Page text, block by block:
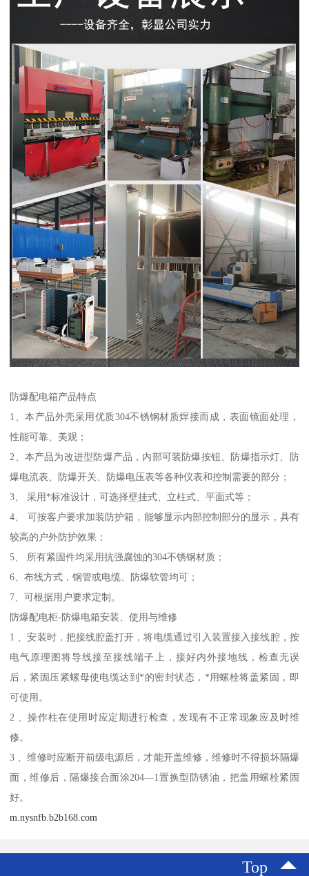
防爆配电箱产品特点
1、本产品外壳采用优质304不锈钢材质焊接而成，表面镜面处理，
性能可靠、美观；
2、本产品为改进型防爆产品，内部可装防爆按钮、防爆指示灯、防
爆电流表、防爆开关、防爆电压表等各种仪表和控制需要的部分；
3、 采用*标准设计，可选择壁挂式、立柱式、平面式等；
4、 可按客户要求加装防护箱，能够显示内部控制部分的显示，具有
较高的户外防护效果；
5、 所有紧固件均采用抗强腐蚀的304不锈钢材质；
6、布线方式，钢管或电缆、防爆软管均可；
7、可根据用户要求定制。
防爆配电柜-防爆电箱安装、使用与维修
1 、安装时，把接线腔盖打开，将电缆通过引入装置接入接线腔，按
电气原理图将导线接至接线端子上，接好内外接地线，检查无误
后，紧固压紧螺母使电缆达到*的密封状态，*用螺栓将盖紧固，即
可使用。
2 、操作柱在使用时应定期进行检查，发现有不正常现象应及时维
修。
3 、维修时应断开前级电源后，才能开盖维修，维修时不得损坏隔爆
面，维修后，隔爆接合面涂204—1置换型防锈油，把盖用螺栓紧固
好。
m.nysnfb.b2b168.com
Top